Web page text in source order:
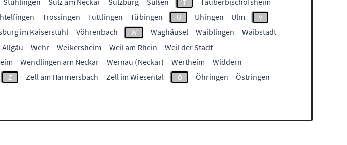
T
Trossingen Tuttlingen Tübingen U Uhingen Ulm V
im Kaiserstuhl Vöhrenbach W Waghäusel Waiblingen
Waibstadt
Allgäu Wehr Weikersheim Weil am Rhein
Weil der Stadt
Wendlingen am Neckar Wernau (Neckar) Wertheim
Widdern
Z Zell am Harmersbach Zell im Wiesental Ö Öhringen
Östringen